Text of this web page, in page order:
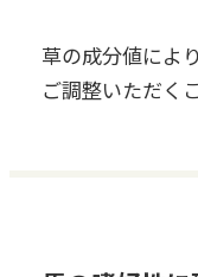
草の成分値によ
ご調整いただく